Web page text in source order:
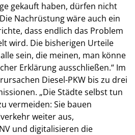
gekauft haben, dürfen nicht
Nachrüstung wäre auch ein
dass endlich das Problem
wird. Die bisherigen Urteile
sein, die meinen, man könne
Erklärung ausschließen.“ Im
Diesel-PKW bis zu drei
„Die Städte selbst tun
vermeiden: Sie bauen
weiter aus,
und digitalisieren die